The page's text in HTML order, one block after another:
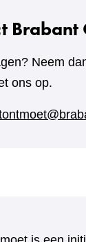
Brabant
Neem
ons op.